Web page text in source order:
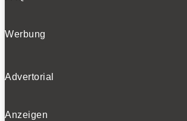
Werbung
Advertorial
Anzeigen